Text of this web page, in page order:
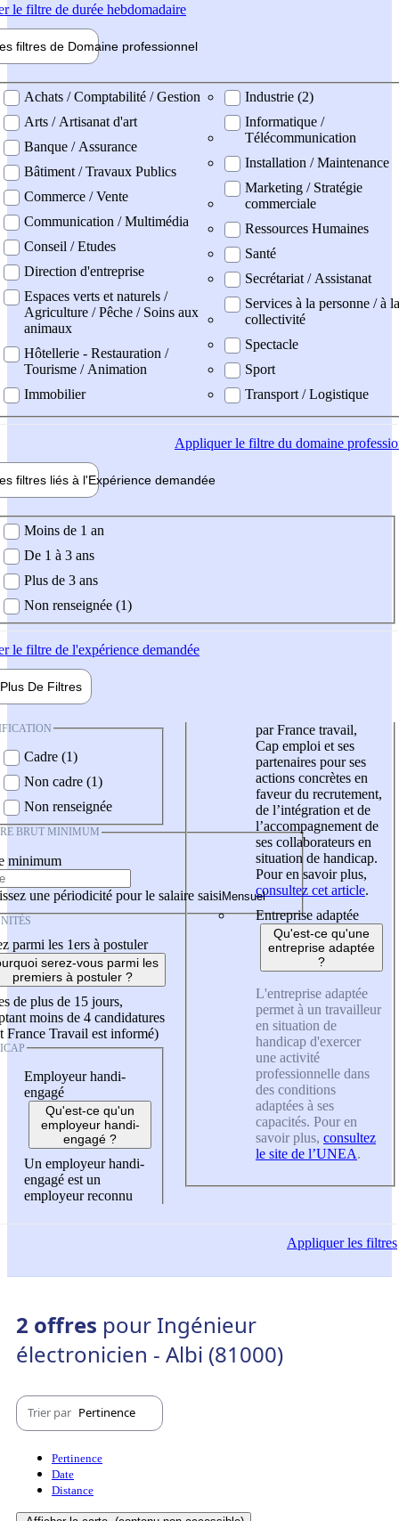
le filtre de durée hebdomadaire
filtres de Domaine professionnel
professionel
Achats / Comptabilité / Gestion
Arts / Artisanat d'art
Banque / Assurance
Bâtiment / Travaux Publics
Commerce / Vente
Communication / Multimédia
Conseil / Etudes
Direction d'entreprise
Espaces verts et naturels /
Agriculture / Pêche / Soins aux
animaux
Hôtellerie - Restauration /
Tourisme / Animation
Immobilier
Industrie (2)
Informatique /
Télécommunication
Installation / Maintenance
Marketing / Stratégie
commerciale
Ressources Humaines
Santé
Secrétariat / Assistanat
Services à la personne / à la
collectivité
Spectacle
Sport
Transport / Logistique
Appliquerle filtre du domaine
filtres liés à l'Expérience demandée
demandée
Moins de 1 an
De 1 à 3 ans
Plus de 3 ans
Non renseignée (1)
le filtre de l'expérience demandée
Plus De Filtres
Cadre (1)
Non cadre (1)
Non renseignée
BRUT MINIMUM
minimum
une périodicité pour le salaire saisi
parmi les 1ers à postuler
serez-vous parmi les
premiers à postuler ?
de plus de 15 jours,
moins de 4 candidatures
France Travail est informé)
Employeur handi-
engagé
Qu'est-ce qu'un
employeur handi-
engagé ?
Un employeur handi-
engagé est un
employeur reconnu
par France travail,
Cap emploi et ses
partenaires pour ses
actions concrètes en
faveur du recrutement,
de l’intégration et de
l’accompagnement de
ses collaborateurs en
situation de handicap.
Pour en savoir plus,
consultez cet article.
Entreprise adaptée
Qu'est-ce qu'une
entreprise adaptée
?
L'entreprise adaptée
permet à un travailleur
en situation de
handicap d'exercer
une activité
professionnelle dans
des conditions
adaptées à ses
capacités. Pour en
savoir plus, consultez
le site de l’UNEA.
Appliquerles filtres
2 offres pour Ingénieur
électronicien - Albi (81000)
Trier par Pertinence
Pertinence
Date
Distance